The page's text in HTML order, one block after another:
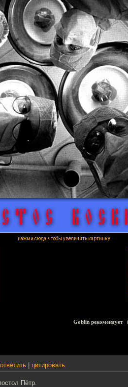
нажми сюда, чтобы увеличить картинку
Goblin рекомендует
ответить цитировать
Пётр.